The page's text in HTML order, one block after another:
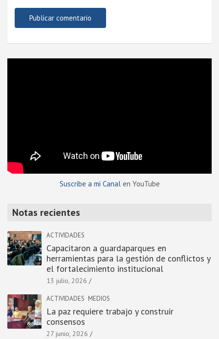
Suscribe a mi Canalen YouTube
Notas recientes
ACTIVIDADES
Capacitaron a guardaparques en
herramientas para la gestión de conflictos y
el fortalecimiento institucional
13 julio, 2026
ACTIVIDADES MEDIOS
La paz requiere trabajo y construir
consensos
27 junio, 2026